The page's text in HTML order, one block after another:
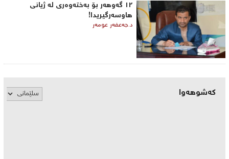
١٢ گەوهەر بۆ بەختەوەری لە ژیانی
هاوسەرگیریدا!
د.جەعفەر عومەر
کەشوهەوا